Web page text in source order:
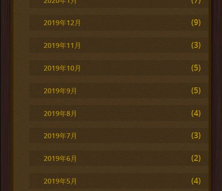
2019年12月 (9)
2019年11月 (3)
2019年10月 (5)
2019年9月 (5)
2019年8月 (4)
2019年7月 (3)
2019年6月 (2)
2019年5月 (4)